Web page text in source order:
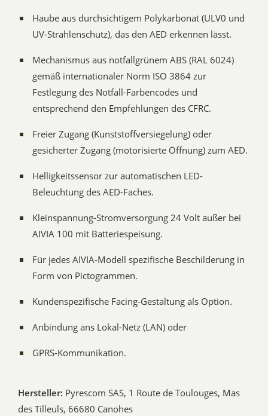
Haube aus durchsichtigem Polykarbonat (ULV0 und
UV-Strahlenschutz), das den AED erkennen lässt.
Mechanismus aus notfallgrünem ABS (RAL 6024)
gemäß internationaler Norm ISO 3864 zur
Festlegung des Notfall-Farbencodes und
entsprechend den Empfehlungen des CFRC.
Freier Zugang (Kunststoffversiegelung) oder
gesicherter Zugang (motorisierte Öffnung) zum AED.
Helligkeitssensor zur automatischen LED-
Beleuchtung des AED-Faches.
Kleinspannung-Stromversorgung 24 Volt außer bei
AIVIA 100 mit Batteriespeisung.
Für jedes AIVIA-Modell spezifische Beschilderung in
Form von Pictogrammen.
Kundenspezifische Facing-Gestaltung als Option.
Anbindung ans Lokal-Netz (LAN) oder
GPRS-Kommunikation.
Hersteller: Pyrescom SAS, 1 Route de Toulouges, Mas
des Tilleuls, 66680 Canohes